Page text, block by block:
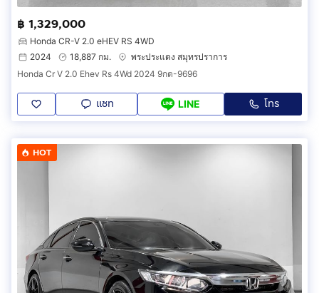
฿ 1,329,000
Honda CR-V 2.0 eHEV RS 4WD
2024
18,887 กม.
พระประแดง สมุทรปราการ
Honda Cr V 2.0 Ehev Rs 4Wd 2024 9กต-9696
แชท LINE โทร
HOT